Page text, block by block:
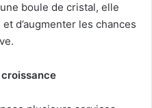
boule de cristal, elle
d’augmenter les chances